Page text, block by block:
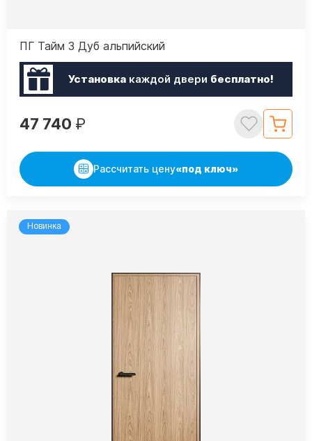
ПГ Тайм 3 Дуб альпийский
Установкакаждой двери бесплатно!
47 740 ₽
Рассчитать цену«под ключ»
Новинка